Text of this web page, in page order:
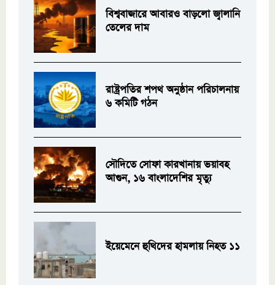
বিশ্ববাজারে আবারও বাড়লো জ্বালানি
তেলের দাম
রাষ্ট্রপতির শপথ অনুষ্ঠান পরিচালনায়
৬ কমিটি গঠন
সৌদিতে সোফা কারখানায় ভয়াবহ
আগুন, ১৬ বাংলাদেশির মৃত্যু
ইয়েমেনে হুথিদের হামলায় নিহত ১১